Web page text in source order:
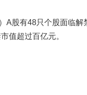
A股有48只个股面临
值超过百亿元。